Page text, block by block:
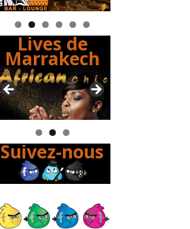
Lives de
Marrakech
Suivez-nous